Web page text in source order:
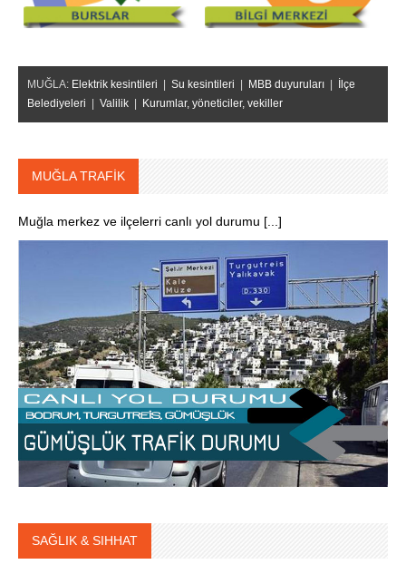
MUĞLA: Elektrik kesintileri Su kesintileri MBB duyuruları
İlçe
Belediyeleri
Valilik Kurumlar, yöneticiler, vekiller
MUĞLA TRAFİK
Muğla merkez ve ilçelerri canlı yol durumu [...]
SAĞLIK & SIHHAT